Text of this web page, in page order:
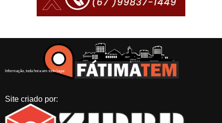
Informação, toda hora em todo lugar
Site criado por: